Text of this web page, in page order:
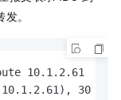
发。
10.1.2.61
30